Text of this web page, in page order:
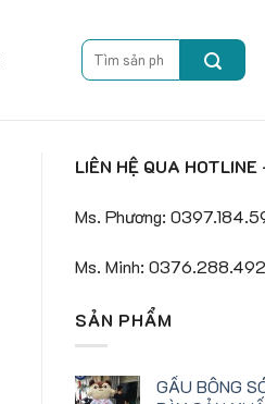
Search
for:
LIÊN HỆ QUA
Ms. Phương:
Ms. Minh: 0376.288.492
SẢN PHẨM
GẤU BÔNG